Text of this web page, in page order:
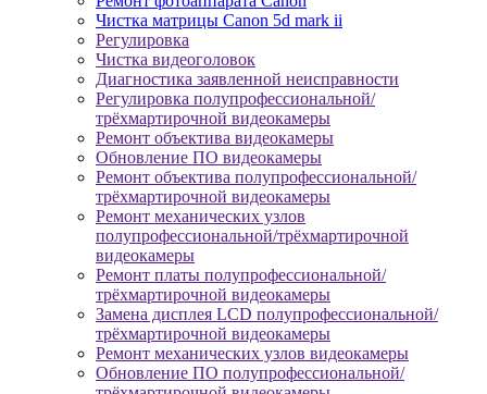
Чистка матрицы Canon 5d mark ii
Регулировка
Чистка видеоголовок
Диагностика заявленной неисправности
Регулировка полупрофессиональной/
трёхмартирочной видеокамеры
Ремонт объектива видеокамеры
Обновление ПО видеокамеры
Ремонт объектива полупрофессиональной/
трёхмартирочной видеокамеры
Ремонт механических узлов
полупрофессиональной/трёхмартирочной
видеокамеры
Ремонт платы полупрофессиональной/
трёхмартирочной видеокамеры
Замена дисплея LCD полупрофессиональной/
трёхмартирочной видеокамеры
Ремонт механических узлов видеокамеры
Обновление ПО полупрофессиональной/